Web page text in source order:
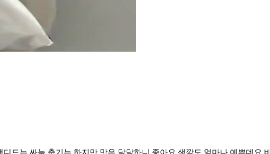
드는 싸늘 춥기는 하지만 맛은 달달하니 좋아요 색깔도 얼마나 예쁜데요